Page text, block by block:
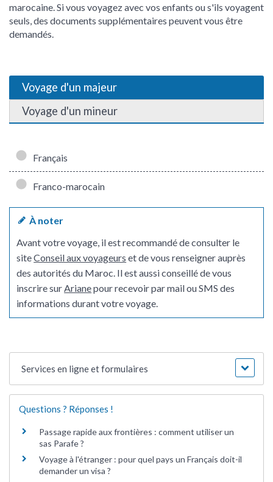
marocaine. Si vous voyagez avec vos enfants ou s'ils voyagent
seuls, des documents supplémentaires peuvent vous être
demandés.
Voyage d'un majeur
Voyage d'un mineur
Français
Franco-marocain
À noter
Avant votre voyage, il est recommandé de consulter le
siteConseil aux voyageurs et de vous renseigner auprès
des autorités du Maroc. Il est aussi conseillé de vous
inscrire surArianepour recevoir par mail ou SMS des
informations durant votre voyage.
Services en ligne et formulaires
Questions ? Réponses !
Passage rapide aux frontières : comment utiliser un
sas Parafe ?
Voyage à l'étranger : pour quel pays un Français doit-il
demander un visa ?